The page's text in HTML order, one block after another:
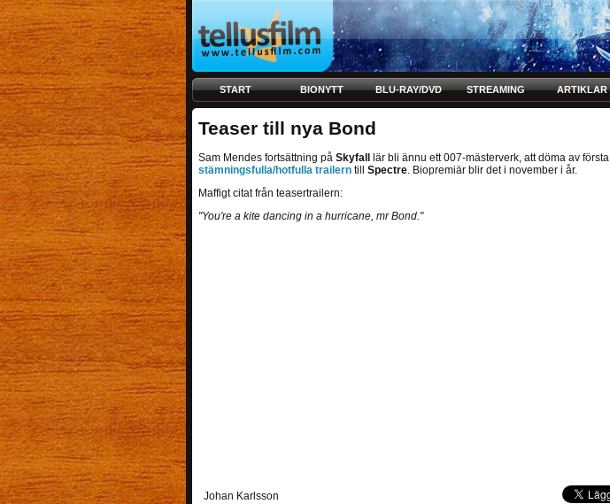
START BIONYTT BLU-RAY/DVD STREAMING ARTIKLAR
Teaser till nya Bond
Sam Mendes fortsättning på Skyfall
lär bli ännu ett 007-mästerverk, att döma av första
stämningsfulla/hotfulla trailerntill Spectre. Biopremiär blir det i november i år.
Maffigt citat från teasertrailern:
"You're a kite dancing in a hurricane, mr Bond."
Johan Karlsson